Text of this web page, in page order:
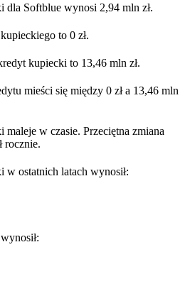
dla Softblue wynosi 2,94 mln zł.
to 0 zł.
kupiecki to 13,46 mln zł.
mieści się między 0 zł a 13,46 mln
maleje w czasie. Przeciętna zmiana
rocznie.
w ostatnich latach wynosił: